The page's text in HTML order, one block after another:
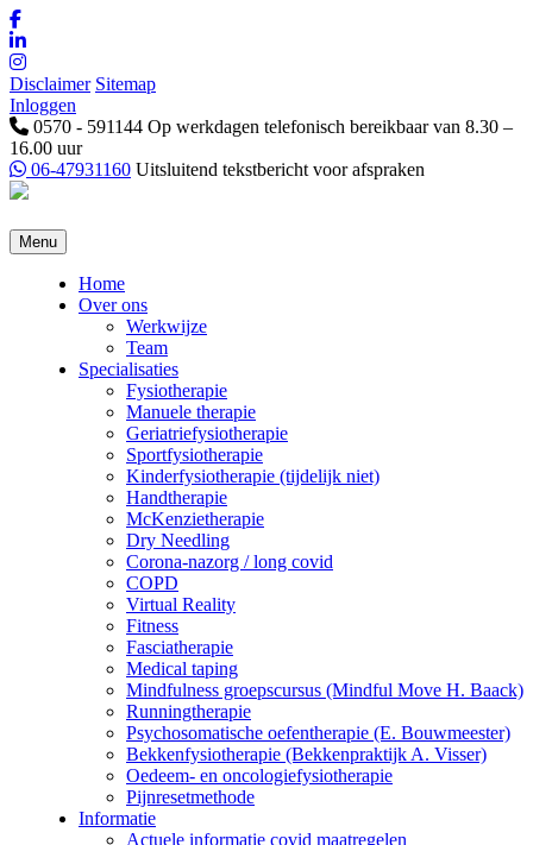
Disclaimer Sitemap
Inloggen
0570 - 591144 Op werkdagen telefonisch bereikbaar van 8.30 –
16.00 uur
06-47931160 Uitsluitend tekstbericht voor afspraken
Menu
Home
Over ons
Werkwijze
Team
Specialisaties
Fysiotherapie
Manuele therapie
Geriatriefysiotherapie
Sportfysiotherapie
Kinderfysiotherapie (tijdelijk niet)
Handtherapie
McKenzietherapie
Dry Needling
Corona-nazorg / long covid
COPD
Virtual Reality
Fitness
Fasciatherapie
Medical taping
Mindfulness groepscursus (Mindful Move H. Baack)
Runningtherapie
Psychosomatische oefentherapie (E. Bouwmeester)
Bekkenfysiotherapie (Bekkenpraktijk A. Visser)
Oedeem- en oncologiefysiotherapie
Pijnresetmethode
Informatie
Actuele informatie covid maatregelen